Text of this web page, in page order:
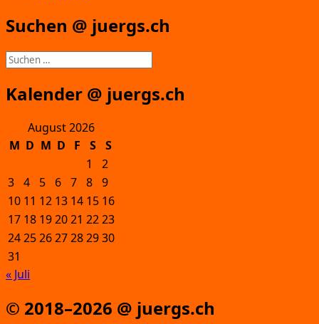
Suchen @ juergs.ch
Suchen
nach:
Kalender @ juergs.ch
August 2026
M D M D F S
S
1
2
3 4 5 6 7 8 9
10 11 12 13 14 15 16
17 18 192021 2223
24252627282930
31
« Juli
© 2018–2026 @ juergs.ch